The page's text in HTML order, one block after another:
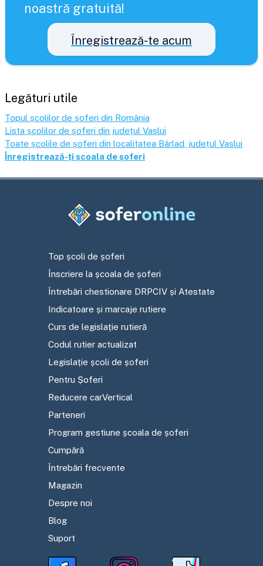
noastră gratuită!
Înregistrează-te acum
Legături utile
Topul școlilor de șoferi din România
Lista școlilor de șoferi din județul Vaslui
Toate școlile de șoferi din localitatea Bârlad , județul Vaslui
Înregistrează-ți școala de șoferi
Top școli de șoferi
Înscriere la școala de șoferi
Întrebări chestionare DRPCIV și Atestate
Indicatoare și marcaje rutiere
Curs de legislație rutieră
Codul rutier actualizat
Legislație școli de șoferi
Pentru Șoferi
Reducere carVertical
Parteneri
Program gestiune școala de șoferi
Cumpără
Întrebări frecvente
Magazin
Despre noi
Blog
Suport